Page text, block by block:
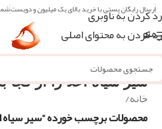
رد کردن به ناوبری
رد کردن به محتوای اصلی
ارسال رایگان پستی با خرید بالای یک میلیون و دویست
منو
سیر سیاه اعلا را از کجا
خانه/
محصولات برچسب خورده “سیر سیاه